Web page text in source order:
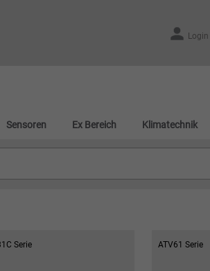
Login
Sensoren Ex Bereich Klimatechnik
Serie ATV61 Serie